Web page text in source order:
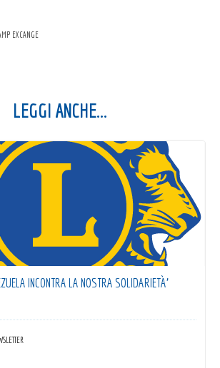
EXCANGE
LEGGI ANCHE...
INCONTRA LA NOSTRA SOLIDARIETÀ’